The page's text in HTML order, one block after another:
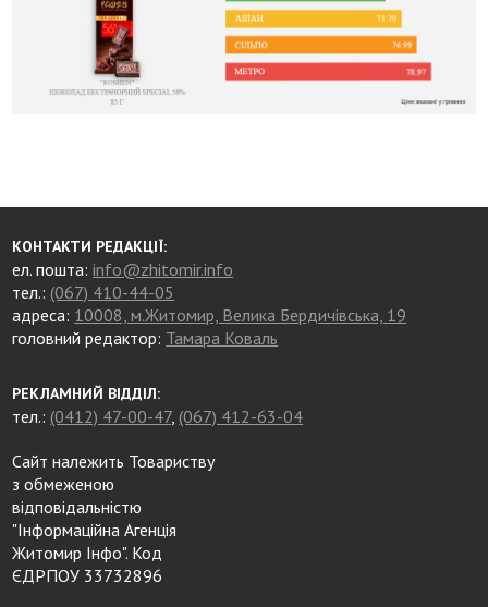
КОНТАКТИ РЕДАКЦІЇ:
ел. пошта:info@zhitomir.info
тел.: (067) 410-44-05
адреса: 10008, м.Житомир, Велика Бердичівська, 19
головний редактор: Тамара Коваль
РЕКЛАМНИЙ ВІДДІЛ:
тел.: (0412) 47-00-47, (067) 412-63-04
Сайт належить Товариству
з обмеженою
відповідальністю
"Інформаційна Агенція
Житомир Інфо". Код
ЄДРПОУ 33732896